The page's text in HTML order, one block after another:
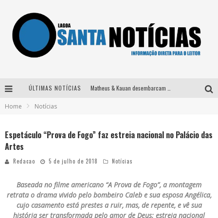
ÚLTIMAS NOTÍCIAS
Home Notícias
Espetáculo “Prova de Fogo” faz estreia nacional no Palácio das
Artes
Redacao 5 de julho de 2018 Notícias
Baseada no filme americano “A Prova de Fogo”, a montagem
retrata o drama vivido pelo bombeiro Caleb e sua esposa Angélica,
cujo casamento está prestes a ruir, mas, de repente, e vê sua
história ser transformada pelo amor de Deus; estreia nacional